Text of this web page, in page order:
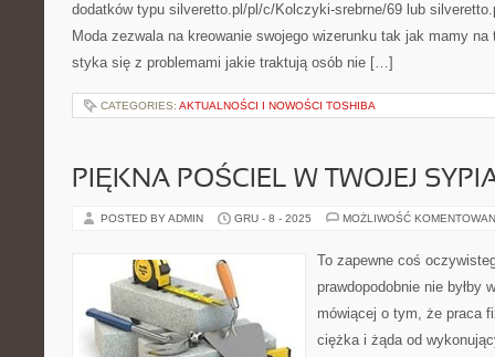
dodatków typu silveretto.pl/pl/c/Kolczyki-srebrne/69 lub
Moda zezwala na kreowanie swojego wizerunku tak jak mamy
styka się z problemami jakie traktują osób nie […]
CATEGORIES: AKTUALNOŚCI I NOWOŚCI TOSHIBA
PIĘKNA POŚCIEL W TWOJEJ
POSTED BY ADMIN GRU - 8 - 2025 MOŻLIWOŚĆ
To zapewne coś
prawdopodobnie nie byłby
mówiącej o tym, że praca
ciężka i żąda od